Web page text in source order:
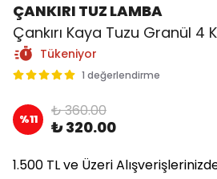
ÇANKIRI TUZ LAMBA
Çankırı Kaya Tuzu Granül 4
Tükeniyor
1 değerlendirme
%11 ₺ 360.00
₺ 320.00
1.500 TL ve Üzeri